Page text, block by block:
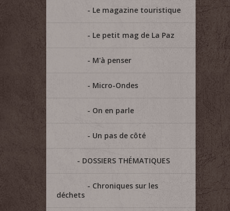
Le magazine touristique
Le petit mag de La Paz
M'à penser
Micro-Ondes
On en parle
Un pas de côté
DOSSIERS THÉMATIQUES
Chroniques sur les
déchets